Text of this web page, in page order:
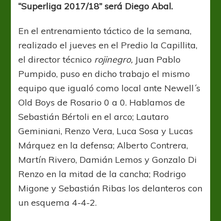
“Superliga 2017/18” será Diego Abal.
En el entrenamiento táctico de la semana,
realizado el jueves en el Predio la Capillita,
el director técnico rojinegro, Juan Pablo
Pumpido, puso en dicho trabajo el mismo
equipo que igualó como local ante Newell´s
Old Boys de Rosario 0 a 0. Hablamos de
Sebastián Bértoli en el arco; Lautaro
Geminiani, Renzo Vera, Luca Sosa y Lucas
Márquez en la defensa; Alberto Contrera,
Martín Rivero, Damián Lemos y Gonzalo Di
Renzo en la mitad de la cancha; Rodrigo
Migone y Sebastián Ribas los delanteros con
un esquema 4-4-2.